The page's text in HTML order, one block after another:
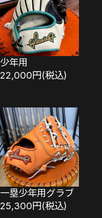
少年用
22,000円(税込)
一塁少年用グラブ
25,300円(税込)